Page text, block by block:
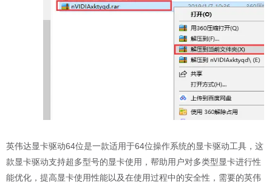
英伟达显卡驱动64位是一款适用于64位操作系统的显卡驱动工具，这
款显卡驱动支持超多型号的显卡使用，帮助用户对多类型显卡进行性
能优化，提高显卡使用性能以及在使用过程中的安全性，需要的英伟